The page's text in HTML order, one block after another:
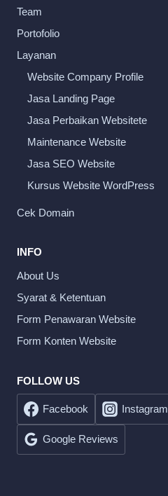
Team
Portofolio
Layanan
Website Company Profile
Jasa Landing Page
Jasa Perbaikan Websitete
Maintenance Website
Jasa SEO Website
Kursus Website WordPress
Cek Domain
INFO
About Us
Syarat & Ketentuan
Form Penawaran Website
Form Konten Website
FOLLOW US
Facebook Instagram
Google Reviews